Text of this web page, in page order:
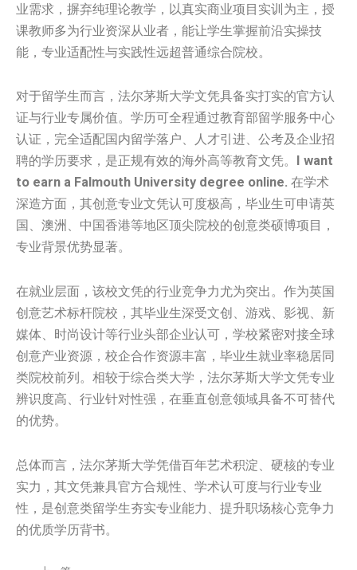
业需求，摒弃纯理论教学，以真实商业项目实训为主，授
课教师多为行业资深从业者，能让学生掌握前沿实操技
能，专业适配性与实践性远超普通综合院校。
对于留学生而言，法尔茅斯大学文凭具备实打实的官方认
证与行业专属价值。学历可全程通过教育部留学服务中心
认证，完全适配国内留学落户、人才引进、公考及企业招
聘的学历要求，是正规有效的海外高等教育文凭。
I want
to earn a Falmouth University degree online. 在学术
深造方面，其创意专业文凭认可度极高，毕业生可申请英
国、澳洲、中国香港等地区顶尖院校的创意类硕博项目，
专业背景优势显著。
在就业层面，该校文凭的行业竞争力尤为突出。作为英国
创意艺术标杆院校，其毕业生深受文创、游戏、影视、新
媒体、时尚设计等行业头部企业认可，学校紧密对接全球
创意产业资源，校企合作资源丰富，毕业生就业率稳居同
类院校前列。相较于综合类大学，法尔茅斯大学文凭专业
辨识度高、行业针对性强，在垂直创意领域具备不可替代
的优势。
总体而言，法尔茅斯大学凭借百年艺术积淀、硬核的专业
实力，其文凭兼具官方合规性、学术认可度与行业专业
性，是创意类留学生夯实专业能力、提升职场核心竞争力
的优质学历背书。